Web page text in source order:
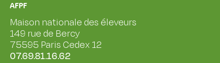
AFPF
Maison nationale des éleveurs
149 rue de Bercy
75595 Paris Cedex 12
07.69.81.16.62